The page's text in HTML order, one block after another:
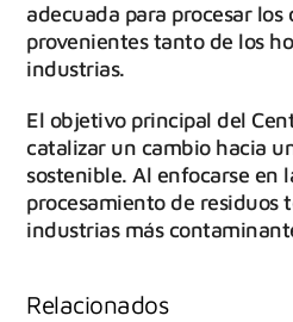
adecuada para procesar
provenientes tanto de los
industrias.
El objetivo principal del
catalizar un cambio hacia
sostenible. Al enfocarse en
procesamiento de residuos
industrias más
Relacionados